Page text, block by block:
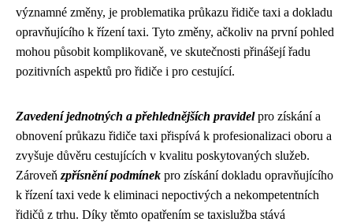
významné změny, je problematika průkazu řidiče taxi a dokladu
opravňujícího k řízení taxi. Tyto změny, ačkoliv na první pohled
mohou působit komplikovaně, ve skutečnosti přinášejí řadu
pozitivních aspektů pro řidiče i pro cestující.
Zavedení jednotných a přehlednějších pravidelpro získání a
obnovení průkazu řidiče taxi přispívá k profesionalizaci oboru a
zvyšuje důvěru cestujících v kvalitu poskytovaných služeb.
Zároveň zpřísnění podmínek pro získání dokladu opravňujícího
k řízení taxi vede k eliminaci nepoctivých a nekompetentních
řidičů z trhu. Díky těmto opatřením se taxislužba stává